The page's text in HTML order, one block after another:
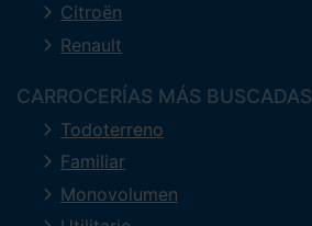
Citroën
Renault
CARROCERÍAS MÁS BUSCADAS
Todoterreno
Familiar
Monovolumen